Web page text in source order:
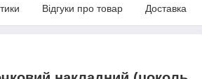
Відгуки про товар Доставка